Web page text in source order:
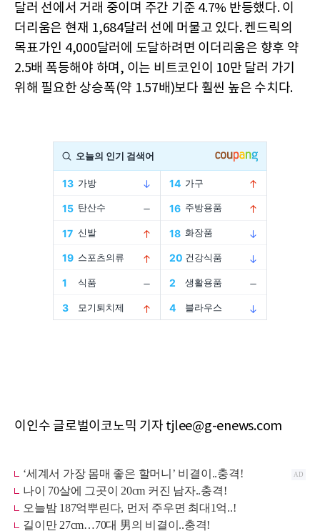
달러 선에서 거래 중이며 주간 기준 4.7% 반등했다. 이
더리움은 현재 1,684달러 선에 머물고 있다. 켄드릭의
목표가인 4,000달러에 도달하려면 이더리움은 향후 약
2.5배 폭등해야 하며, 이는 비트코인이 10만 달러 가기
위해 필요한 상승폭(약 1.57배)보다 훨씬 높은 수치다.
이인수 글로벌이코노믹 기자 tjlee@g-enews.com